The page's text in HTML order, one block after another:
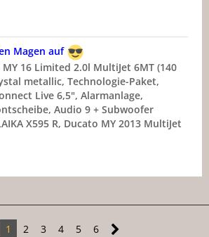
Magen auf
MY 16 Limited 2.0l MultiJet 6MT (140
metallic, Technologie-Paket,
Live 6,5", Alarmanlage,
Audio 9 + Subwoofer
X595 R, Ducato MY 2013 MultiJet
1 2 3 4 5 6